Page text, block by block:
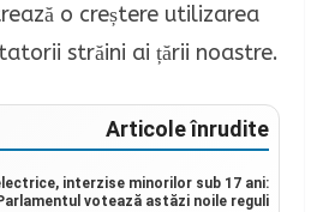
o creștere utilizarea
străini ai țării noastre.
Articole înrudite
interzise minorilor sub 17 ani:
votează astăzi noile reguli